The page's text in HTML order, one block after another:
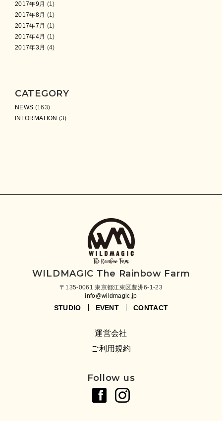
2017年9月 (1)
2017年8月 (1)
2017年7月 (1)
2017年4月 (1)
2017年3月 (4)
CATEGORY
NEWS (163)
INFORMATION (3)
WILDMAGIC The Rainbow Farm
〒135-0061 東京都江東区豊洲6-1-23
info@wildmagic.jp
STUDIO EVENT CONTACT
運営会社
ご利用規約
Follow us